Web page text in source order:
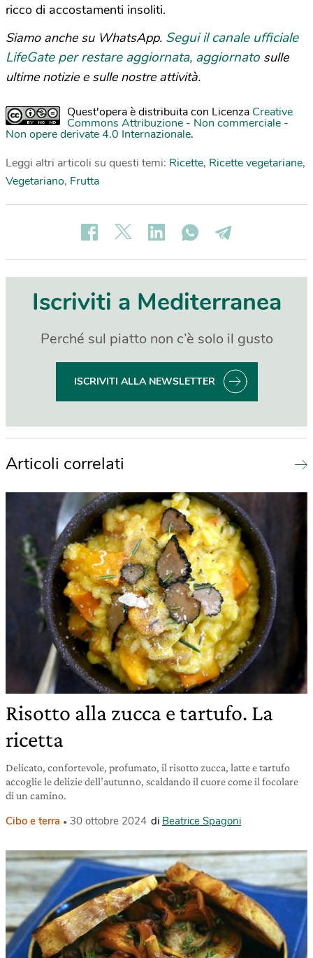
ricco di accostamenti insoliti.
Siamo anche su WhatsApp. Segui il canale ufficiale
LifeGate per restare aggiornata, aggiornato sulle
ultime notizie e sulle nostre attività.
Quest'opera è distribuita con Licenza Creative
Commons Attribuzione - Non commerciale -
Non opere derivate 4.0 Internazionale.
Leggi altri articoli su questi temi: Ricette, Ricette vegetariane,
Vegetariano, Frutta
Iscriviti a Mediterranea
Perché sul piatto non c’è solo il gusto
ISCRIVITI ALLA NEWSLETTER
Articoli correlati
Risotto alla zucca e tartufo. La
ricetta
Delicato, confortevole, profumato, il risotto zucca, latte e tartufo
accoglie le delizie dell’autunno, scaldando il cuore come il focolare
di un camino.
Cibo e terra 30 ottobre 2024 di Beatrice Spagoni